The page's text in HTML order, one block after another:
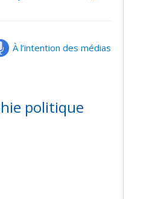
À l’intention des médias
politique